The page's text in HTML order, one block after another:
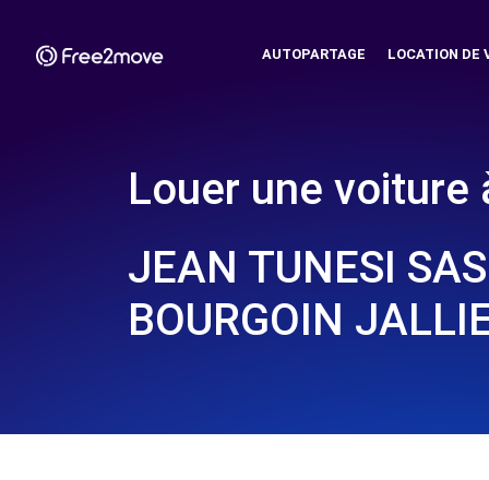
AUTOPARTAGE LOCATION DE
Louer une voiture
JEAN TUNESI
BOURGOIN